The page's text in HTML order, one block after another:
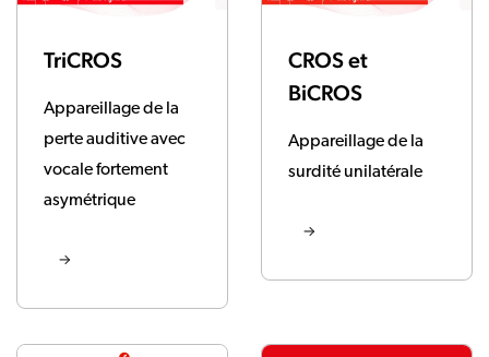
TriCROS
Appareillage de la
perte auditive avec
vocale fortement
asymétrique
CROS et
BiCROS
Appareillage de la
surdité unilatérale